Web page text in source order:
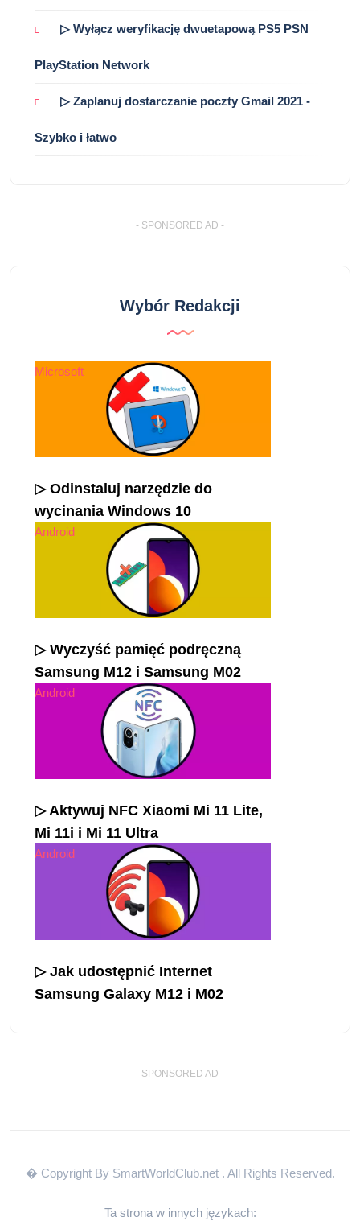
▷ Wyłącz weryfikację dwuetapową PS5 PSN
PlayStation Network
▷ Zaplanuj dostarczanie poczty Gmail 2021 -
Szybko i łatwo
- SPONSORED AD -
Wybór Redakcji
Microsoft
▷ Odinstaluj narzędzie do
wycinania Windows 10
Android
▷ Wyczyść pamięć podręczną
Samsung M12 i Samsung M02
Android
▷ Aktywuj NFC Xiaomi Mi 11 Lite,
Mi 11i i Mi 11 Ultra
Android
▷ Jak udostępnić Internet
Samsung Galaxy M12 i M02
- SPONSORED AD -
� Copyright By SmartWorldClub.net . All Rights Reserved.
Ta strona w innych językach: